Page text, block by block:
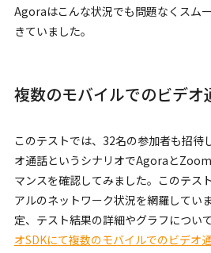
Agoraはこんな状況でも問題なくスム
きていました。
複数のモバイルでのビデオ
このテストでは、32名の参加者も招待
オ通話というシナリオでAgoraと
マンスを確認してみました。このテス
アルのネットワーク状況を網羅してい
定、テスト結果の詳細やグラフについて
オSDKにて複数のモバイルでのビデオ